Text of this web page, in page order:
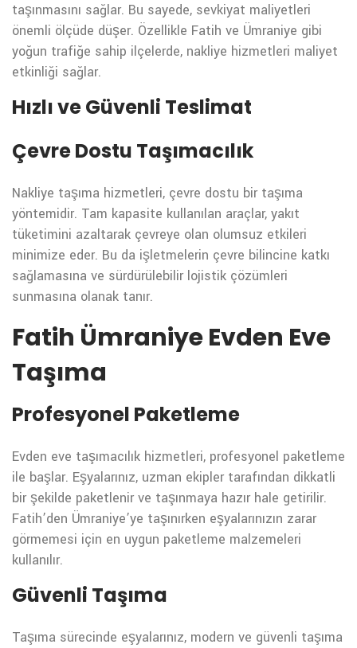
taşınmasını sağlar. Bu sayede, sevkiyat maliyetleri
önemli ölçüde düşer. Özellikle Fatih ve Ümraniye gibi
yoğun trafiğe sahip ilçelerde, nakliye hizmetleri maliyet
etkinliği sağlar.
Hızlı ve Güvenli Teslimat
Çevre Dostu Taşımacılık
Nakliye taşıma hizmetleri, çevre dostu bir taşıma
yöntemidir. Tam kapasite kullanılan araçlar, yakıt
tüketimini azaltarak çevreye olan olumsuz etkileri
minimize eder. Bu da işletmelerin çevre bilincine katkı
sağlamasına ve sürdürülebilir lojistik çözümleri
sunmasına olanak tanır.
Fatih Ümraniye Evden Eve
Taşıma
Profesyonel Paketleme
Evden eve taşımacılık hizmetleri, profesyonel paketleme
ile başlar. Eşyalarınız, uzman ekipler tarafından dikkatli
bir şekilde paketlenir ve taşınmaya hazır hale getirilir.
Fatih’den Ümraniye’ye taşınırken eşyalarınızın zarar
görmemesi için en uygun paketleme malzemeleri
kullanılır.
Güvenli Taşıma
Taşıma sürecinde eşyalarınız, modern ve güvenli taşıma